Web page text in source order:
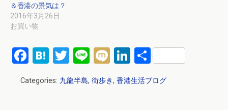
＆香港の景気は？
2016年3月26日
お買い物
F
ce
H
at
e
T
wi
tt
Li
n
e
M
ixi
Li
n
ke
共
有
Categories: 九龍半島, 街歩き, 香港生活ブログ